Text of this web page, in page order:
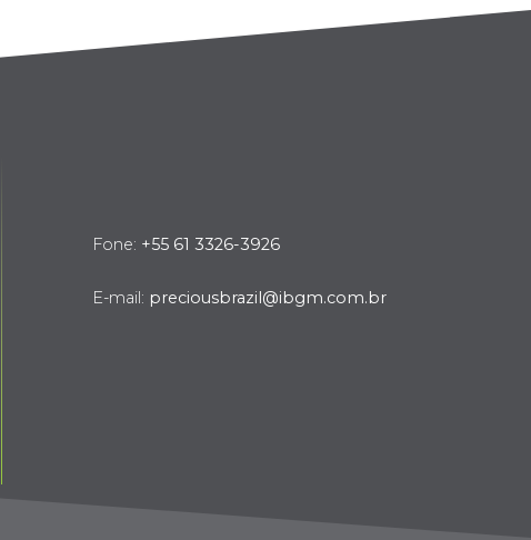
Fone: +55 61 3326-3926
E-mail: preciousbrazil@ibgm.com.br